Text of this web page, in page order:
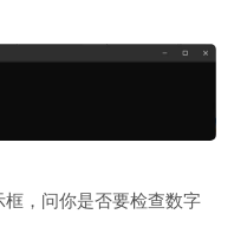
，问你是否要检查数字